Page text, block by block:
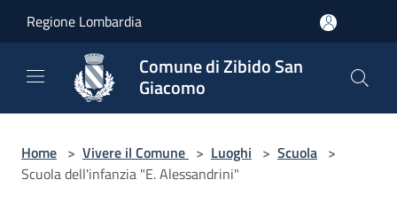
Regione Lombardia
Comune di Zibido San
Giacomo
Home > Vivere il Comune > Luoghi > Scuola >
Scuola dell'infanzia "E. Alessandrini"